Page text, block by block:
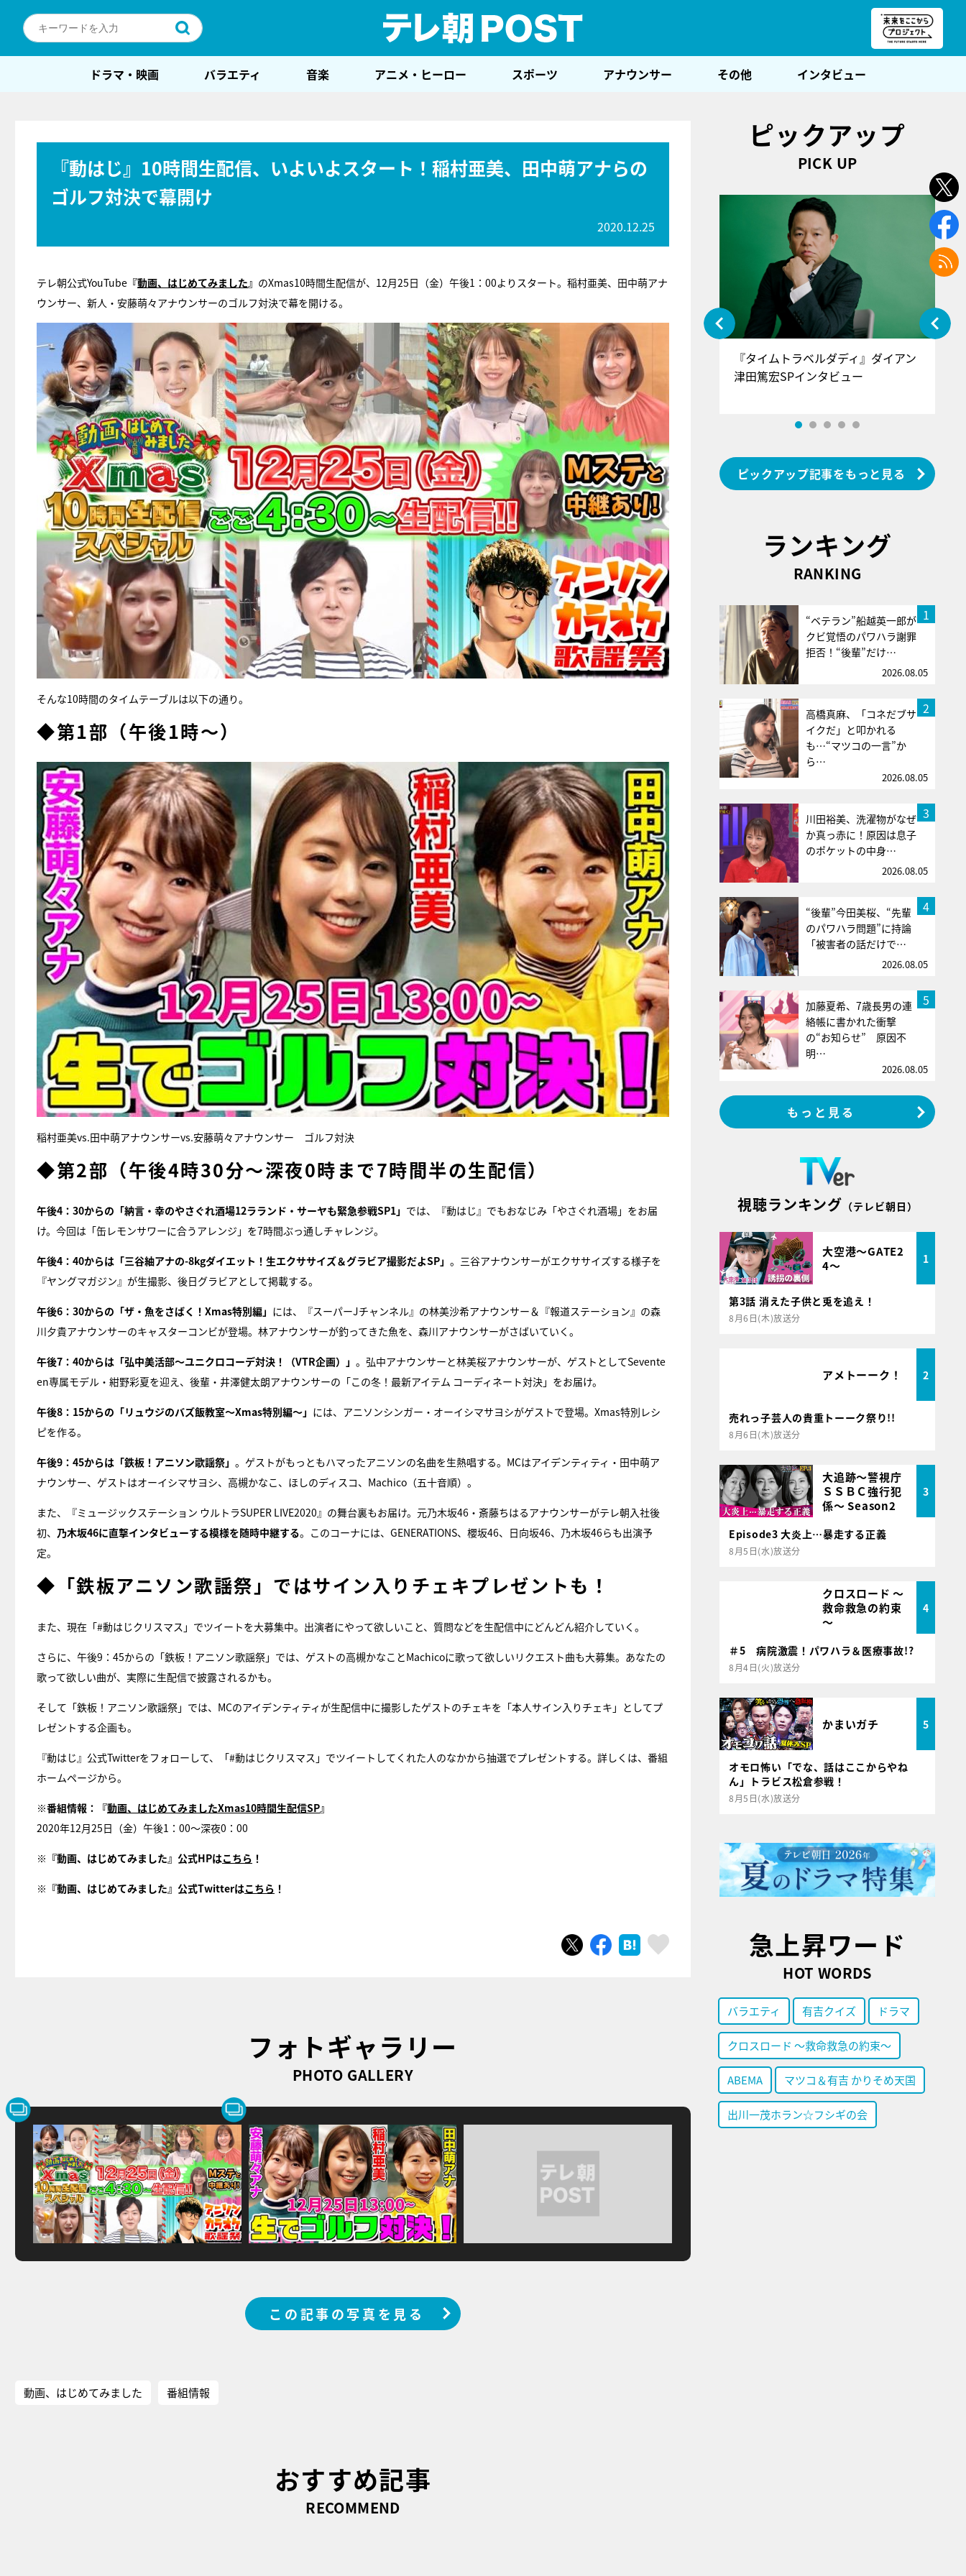
ドラマ・映画 バラエティ 音楽 アニメ・ヒーロー スポーツ アナウンサー その他 インタビュー
『動はじ』10時間生配信、いよいよスタート！稲村亜美、田中萌アナらの
ゴルフ対決で幕開け
2020.12.25
テレ朝公式YouTube 『動画、はじめてみました』 のXmas10時間生配信が、12月25日（金）午後1：00よりスタート。稲村亜美、田中萌アナ
ウンサー、新人・安藤萌々アナウンサーのゴルフ対決で幕を開ける。
そんな10時間のタイムテーブルは以下の通り。
◆第1部（午後1時〜）
稲村亜美vs.田中萌アナウンサーvs.安藤萌々アナウンサー ゴルフ対決
◆第2部（午後4時30分〜深夜0時まで7時間半の生配信）
午後4：30からの「納言・幸のやさぐれ酒場12ラランド・サーヤも緊急参戦SP1」 では、『動はじ』でもおなじみ「やさぐれ酒場」をお届
け。今回は「缶レモンサワーに合うアレンジ」を7時間ぶっ通しチャレンジ。
午後4：40からは「三谷紬アナの-8kgダイエット！生エクササイズ＆グラビア撮影だよSP」 。三谷アナウンサーがエクササイズする様子を
『ヤングマガジン』が生撮影、後日グラビアとして掲載する。
午後6：30からの「ザ・魚をさばく！Xmas特別編」 には、『スーパーJチャンネル』の林美沙希アナウンサー＆『報道ステーション』の森
川夕貴アナウンサーのキャスターコンビが登場。林アナウンサーが釣ってきた魚を、森川アナウンサーがさばいていく。
午後7：40からは「弘中美活部～ユニクロコーデ対決！（VTR企画）」 。弘中アナウンサーと林美桜アナウンサーが、ゲストとしてSevente
en専属モデル・紺野彩夏を迎え、後輩・井澤健太朗アナウンサーの「この冬！最新アイテム コーディネート対決」をお届け。
午後8：15からの「リュウジのバズ飯教室〜Xmas特別編〜」 には、アニソンシンガー・オーイシマサヨシがゲストで登場。Xmas特別レシ
ピを作る。
午後9：45からは「鉄板！アニソン歌謡祭」 。ゲストがもっともハマったアニソンの名曲を生熱唱する。MCはアイデンティティ・田中萌ア
ナウンサー、ゲストはオーイシマサヨシ、高槻かなこ、ほしのディスコ、Machico（五十音順）。
また、『ミュージックステーション ウルトラSUPER LIVE2020』の舞台裏もお届け。元乃木坂46・斎藤ちはるアナウンサーがテレ朝入社後
初、 乃木坂46に直撃インタビューする模様を随時中継する。このコーナには、GENERATIONS、櫻坂46、日向坂46、乃木坂46らも出演予
定。
◆「鉄板アニソン歌謡祭」ではサイン入りチェキプレゼントも！
また、現在「#動はじクリスマス」でツイートを大募集中。出演者にやって欲しいこと、質問などを生配信中にどんどん紹介していく。
さらに、午後9：45からの「鉄板！アニソン歌謡祭」では、ゲストの高槻かなことMachicoに歌って欲しいリクエスト曲も大募集。あなたの
歌って欲しい曲が、実際に生配信で披露されるかも。
そして「鉄板！アニソン歌謡祭」では、MCのアイデンティティが生配信中に撮影したゲストのチェキを「本人サイン入りチェキ」としてプ
レゼントする企画も。
『動はじ』公式Twitterをフォローして、「#動はじクリスマス」でツイートしてくれた人のなかから抽選でプレゼントする。詳しくは、番組
ホームページから。
※番組情報：『動画、はじめてみましたXmas10時間生配信SP』
2020年12月25日（金）午後1：00〜深夜0：00
※『動画、はじめてみました』公式HPはこちら ！
※『動画、はじめてみました』公式Twitterはこちら ！
ツイートシェア はてブ
フォトギャラリー
PHOTO GALLERY
この記事の写真を見る
動画、はじめてみました 番組情報
おすすめ記事
RECOMMEND
ピックアップ
PICK UP
『アイ＝ラブ！げーみんぐ』＝LOV
E齋藤樹愛羅＆佐々木舞香SPインタ
ビュー
『タイムトラベルダディ』ダイアン
津田篤宏SPインタビュー
ピックアップ記事をもっと見る
ランキング
RANKING
1
“ベテラン”船越英一郎が
クビ覚悟のパワハラ謝罪
拒否！“後輩”だけ…
2026.08.05
2
高橋真麻、「コネだブサ
イクだ」と叩かれる
も…“マツコの一言”か
ら…
2026.08.05
3
川田裕美、洗濯物がなぜ
か真っ赤に！原因は息子
のポケットの中身…
2026.08.05
4
“後輩”今田美桜、“先輩
のパワハラ問題”に持論
「被害者の話だけで…
2026.08.05
5
加藤夏希、7歳長男の連
絡帳に書かれた衝撃
の“お知らせ” 原因不
明…
2026.08.05
もっと見る
視聴ランキング （テレビ朝日）
大空港～GATE2
4～
1
第3話 消えた子供と兎を追え！
8月6日(木)放送分
アメトーーク！ 2
売れっ子芸人の貴重トーーク祭り!!
8月6日(木)放送分
大追跡～警視庁
ＳＳＢＣ強行犯
係～ Season2
3
Episode3 大炎上…暴走する正義
8月5日(水)放送分
クロスロード ～
救命救急の約束
～
4
＃5 病院激震！パワハラ＆医療事故!?
8月4日(火)放送分
かまいガチ 5
オモロ怖い「でな、話はここからやね
ん」トラビス松倉参戦！
8月5日(水)放送分
急上昇ワード
HOT WORDS
バラエティ 有吉クイズ ドラマ
クロスロード ～救命救急の約束～
ABEMA マツコ＆有吉 かりそめ天国
出川一茂ホラン☆フシギの会